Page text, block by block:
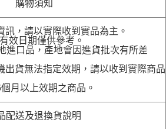
購物須知
訊，請以實際收到實品為主。
效日期僅供參考。
口品，產地會因進貨批次有所差
出貨無法指定效期，請以收到實際商品
月以上效期之商品。
配送及退換貨說明